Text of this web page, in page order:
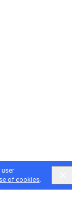
user
of cookies.